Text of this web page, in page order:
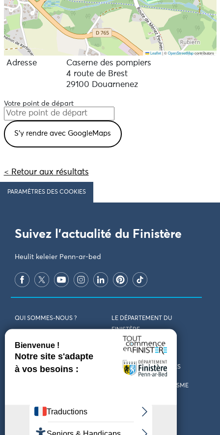
Leaflet |©OpenStreetMapcontributors
Adresse
Caserne des pompiers
4 route de Brest
29100 Douarnenez
Votre point de départ
< Retour aux résultats
PARAMÈTRES DES COOKIES
Suivez l'actualité du Finistère
Heulit keleier Penn-ar-bed
QUI SOMMES-NOUS ?
LE DÉPARTEMENT DU
FINISTÈRE
REJOIGNEZ-NOUS VENIR EN FINISTÈRE
CONTACT CARTES ET BROCHURES
LES OFFICES DE TOURISME